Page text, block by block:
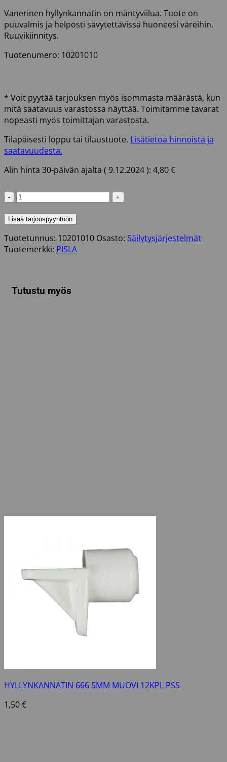
Vanerinen hyllynkannatin on mäntyviilua. Tuote on
puuvalmis ja helposti sävytettävissä huoneesi väreihin.
Ruuvikiinnitys.
Tuotenumero: 10201010
* Voit pyytää tarjouksen myös isommasta määrästä, kun
mitä saatavuus varastossa näyttää. Toimitamme tavarat
nopeasti myös toimittajan varastosta.
Tilapäisesti loppu tai tilaustuote. Lisätietoa hinnoista ja
saatavuudesta.
Alin hinta 30-päivän ajalta ( 9.12.2024): 4,80€
HYLLYNKANNATIN
140X140
MÄNTY
määrä
Lisää tarjouspyyntöön
Tuotetunnus: 10201010 Osasto: Säilytysjärjestelmät
Tuotemerkki: PISLA
Tutustu myös
HYLLYNKANNATIN 666 5MM MUOVI 12KPL PSS
1,50€